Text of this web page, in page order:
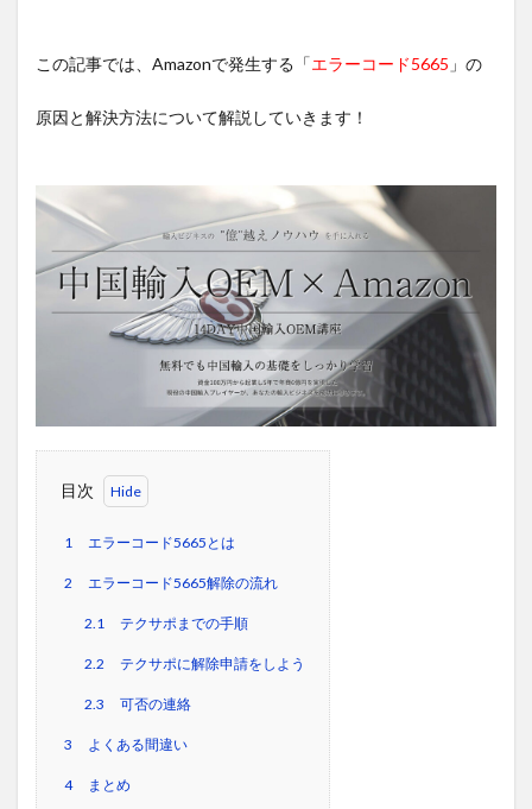
この記事では、Amazonで発生する「エラーコード5665 」の
原因と解決方法について解説していきます！
目次
1 エラーコード5665とは
2 エラーコード5665解除の流れ
2.1 テクサポまでの手順
2.2 テクサポに解除申請をしよう
2.3 可否の連絡
3 よくある間違い
4 まとめ